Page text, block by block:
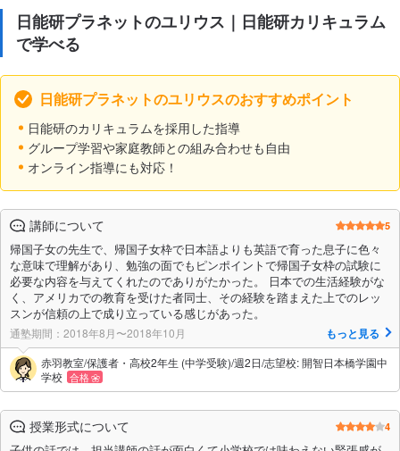
日能研プラネットのユリウス｜日能研カリキュラム
で学べる
日能研プラネットのユリウスのおすすめポイント
日能研のカリキュラムを採用した指導
グループ学習や家庭教師との組み合わせも自由
オンライン指導にも対応！
講師について 5
帰国子女の先生で、帰国子女枠で日本語よりも英語で育った息子に色々
な意味で理解があり、勉強の面でもピンポイントで帰国子女枠の試験に
必要な内容を与えてくれたのでありがたかった。 日本での生活経験がな
く、アメリカでの教育を受けた者同士、その経験を踏まえた上でのレッ
スンが信頼の上で成り立っている感じがあった。
通塾期間：2018年8月〜2018年10月 もっと見る
赤羽教室/保護者・高校2年生 (中学受験)/週2日/志望校: 開智日本橋学園中
学校 合格
授業形式について 4